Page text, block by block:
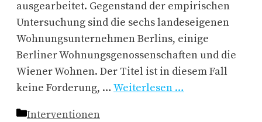
ausgearbeitet. Gegenstand der empirischen
Untersuchung sind die sechs landeseigenen
Wohnungsunternehmen Berlins, einige
Berliner Wohnungsgenossenschaften und die
Wiener Wohnen. Der Titel ist in diesem Fall
keine Forderung, … Weiterlesen …
Kategorien
Interventionen